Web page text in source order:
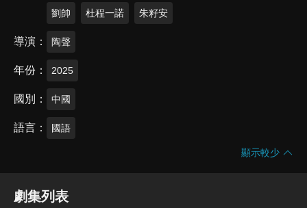
劉帥 杜程一諾 朱籽安
導演 陶聲
年份 2025
國別 中國
語言 國語
顯示較少
劇集列表